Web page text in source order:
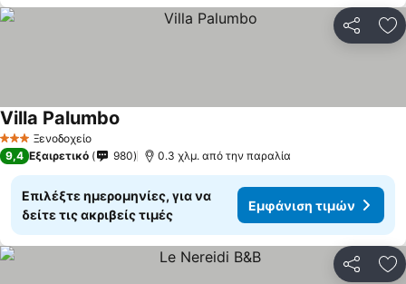
3 ΑστέριαΞενοδοχείο
Villa Palumbo
9,4 Εξαιρετικό 980 0.3 χλμ. από την παραλία
Επιλέξτε ημερομηνίες, για να
δείτε τις ακριβείς τιμές
Εμφάνιση τιμών